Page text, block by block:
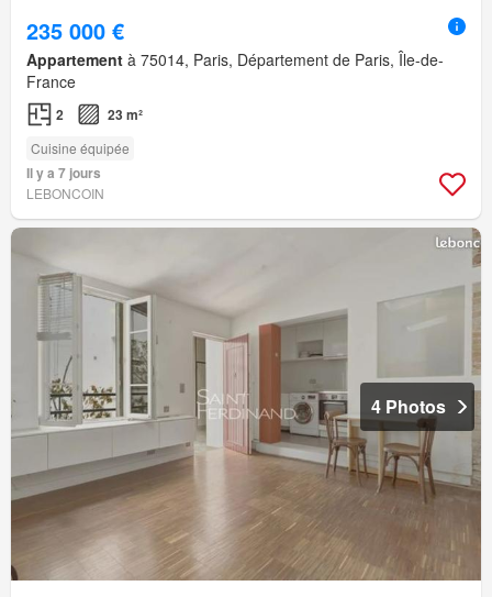
235 000 €
Appartement à 75014, Paris, Département de Paris, Île-de-
France
2 23 m²
Cuisine équipée
Il y a 7 jours
LEBONCOIN
4 Photos